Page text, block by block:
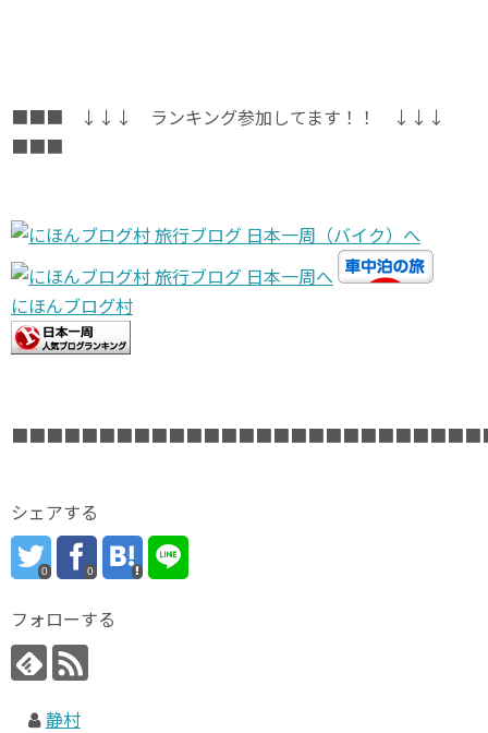
■■■ ↓↓↓ ランキング参加してます！！ ↓↓↓
■■■
にほんブログ村
シェアする
0 0
フォローする
静村